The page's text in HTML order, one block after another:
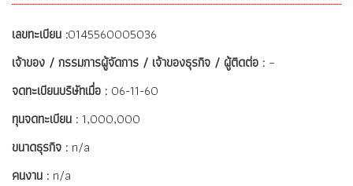
เลขทะเบียน :0145560005036
เจ้าของ / กรรมการผู้จัดการ / เจ้าของธุรกิจ / ผู้ติดต่อ : –
จดทะเบียนบริษัทเมื่อ : 06-11-60
ทุนจดทะเบียน : 1,000,000
ขนาดธุรกิจ : n/a
คนงาน : n/a